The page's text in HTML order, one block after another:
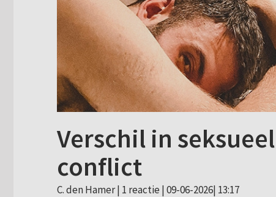
Verschil in
conflict
C. den Hamer | 1 reactie | 09-06-2026| 13:17